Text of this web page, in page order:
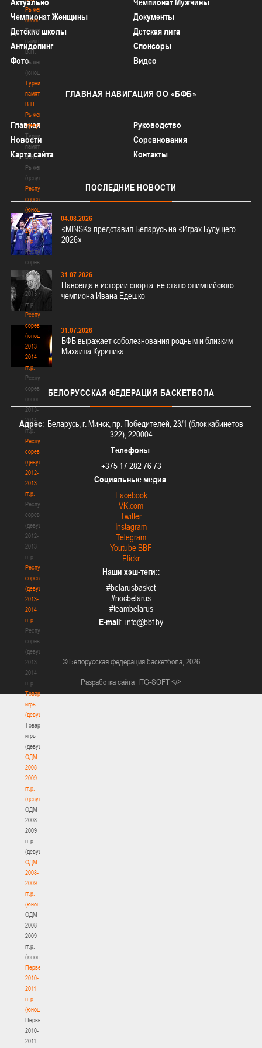
Рыженкова
(юноши)
Турнир
памяти
В.Н.
Рыженкова
(юноши)
Турнир
памяти
В.Н.
Рыженкова
(девушки)
Турнир
памяти
В.Н.
Рыженкова
(девушки)
Республиканские
соревнования
(юноши)
2012-
2013
гг.р.
Республиканские
соревнования
(юноши)
2012-
2013
гг.р.
Республиканские
соревнования
(юноши)
2013-
2014
гг.р.
Республиканские
соревнования
(юноши)
2013-
2014
гг.р.
Республиканские
соревнования
(девушки)
2012-
2013
гг.р.
Республиканские
соревнования
(девушки)
2012-
2013
гг.р.
Республиканские
соревнования
(девушки)
2013-
2014
гг.р.
Республиканские
соревнования
(девушки)
2013-
2014
гг.р.
Товарищеские
игры
(девушки)
Товарищеские
игры
(девушки)
ОДМ
2008-
2009
гг.р.
(девушки)
ОДМ
2008-
2009
гг.р.
(девушки)
ОДМ
2008-
2009
гг.р.
(юноши)
ОДМ
2008-
2009
гг.р.
(юноши)
Первенство
2010-
2011
гг.р.
(юноши)
Первенство
2010-
2011
Чемпионат Женщины
Документы
Детские школы
Детская лига
Антидопинг
Спонсоры
Фото
Видео
ГЛАВНАЯ НАВИГАЦИЯ ОО «БФБ»
Главная
Руководство
Новости
Соревнования
Карта сайта
Контакты
ПОСЛЕДНИЕ НОВОСТИ
04.08.2026
«MINSK» представил Беларусь на «Играх Будущего –
2026»
31.07.2026
Навсегда в истории спорта: не стало олимпийского
чемпиона Ивана Едешко
31.07.2026
БФБ выражает соболезнования родным и близким
Михаила Курилика
БЕЛОРУССКАЯ ФЕДЕРАЦИЯ БАСКЕТБОЛА
Адрес: Беларусь, г. Минск, пр. Победителей, 23/1 (блок кабинетов
322), 220004
Телефоны:
+375 17 282 76 73
Социальные медиа:
Facebook
VK.com
Twitter
Instagram
Telegram
Youtube BBF
Flickr
Наши хэш-теги::
#belarusbasket
#nocbelarus
#teambelarus
E-mail :
© Белорусская федерация баскетбола, 2026
Разработка сайта ITG-SOFT </>